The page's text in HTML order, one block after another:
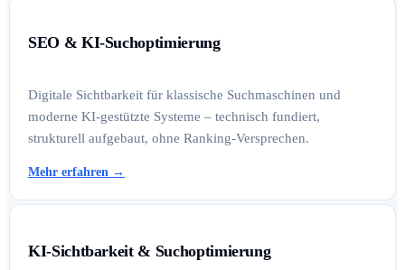
SEO & KI-Suchoptimierung
Digitale Sichtbarkeit für klassische Suchmaschinen und
moderne KI-gestützte Systeme – technisch fundiert,
strukturell aufgebaut, ohne Ranking-Versprechen.
Mehr erfahren →
KI-Sichtbarkeit & Suchoptimierung